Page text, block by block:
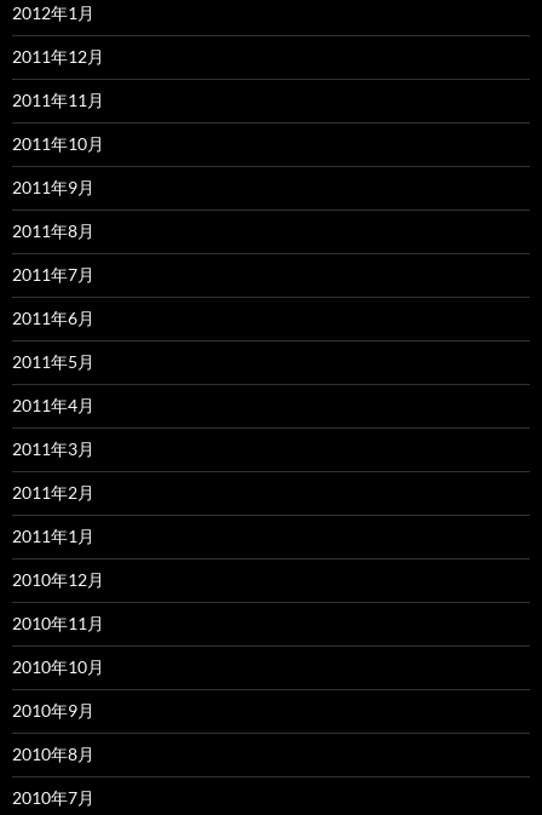
2012年1月
2011年12月
2011年11月
2011年10月
2011年9月
2011年8月
2011年7月
2011年6月
2011年5月
2011年4月
2011年3月
2011年2月
2011年1月
2010年12月
2010年11月
2010年10月
2010年9月
2010年8月
2010年7月